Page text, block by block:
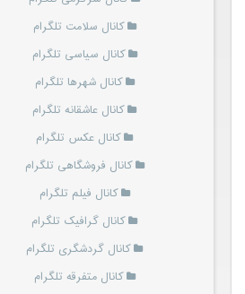
کانال سلامت تلگرام
کانال سیاسی تلگرام
کانال شهرها تلگرام
کانال عاشقانه تلگرام
کانال عکس تلگرام
کانال فروشگاهی تلگرام
کانال فیلم تلگرام
کانال گرافیک تلگرام
کانال گردشگری تلگرام
کانال متفرقه تلگرام